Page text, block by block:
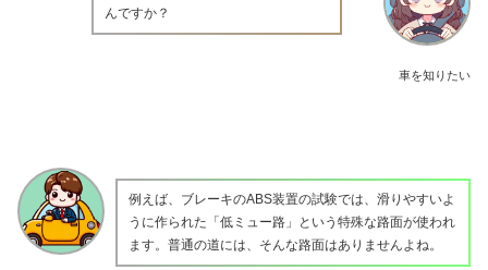
車を知りたい
んですか？
例えば、ブレーキのABS装置の試験では、滑りやすいよ
うに作られた「低ミュー路」という特殊な路面が使われ
ます。普通の道には、そんな路面はありませんよね。